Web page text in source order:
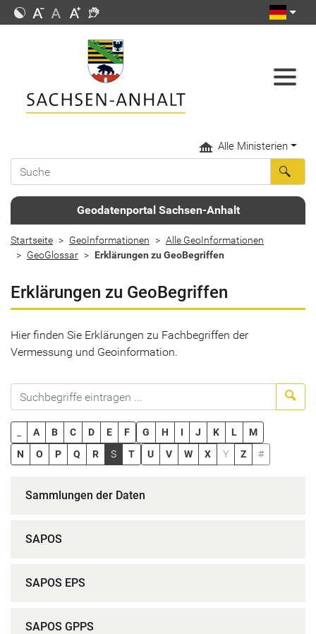
Alle Ministerien
Geodatenportal Sachsen-Anhalt
Startseite GeoInformationen
Alle GeoInformationen
GeoGlossar
Erklärungen zu GeoBegriffen
Erklärungen zu GeoBegriffen
Hier finden Sie Erklärungen zu Fachbegriffen der
Vermessung und Geoinformation.
A B C D E F G H I J K L
M
N
O P Q R S T U V W X Y Z #
Sammlungen der Daten
SAPOS
SAPOS EPS
SAPOS GPPS